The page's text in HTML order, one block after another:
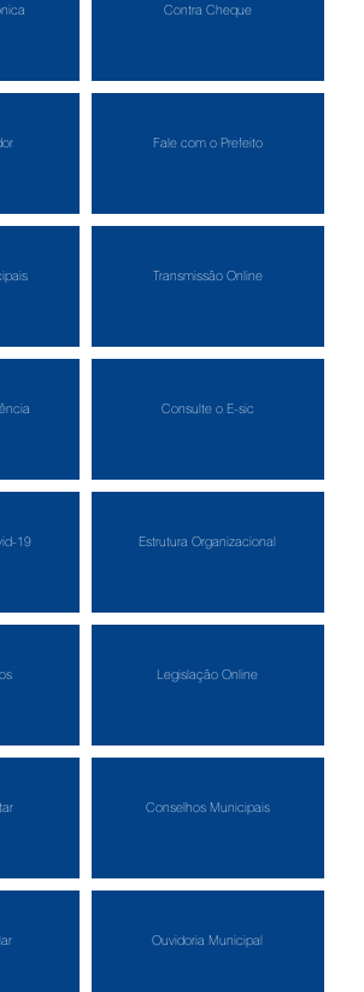
Contra Cheque
Fale com o Prefeito
Transmissão Online
Consulte o E-sic
19 Estrutura Organizacional
Legislação Online
Conselhos Municipais
Ouvidoria Municipal